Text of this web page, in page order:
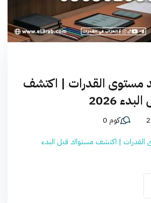
مستوى القدرات | اكتشف
2026
كوم 0
القدرات | اكتشف مستواك قبل البدء